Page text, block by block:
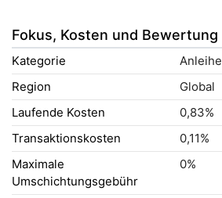
Fokus, Kosten und Bewertung
Kategorie
Region
Global
Laufende Kosten
0,83%
Transaktionskosten
0,11%
Maximale
Umschichtungsgebühr
0%